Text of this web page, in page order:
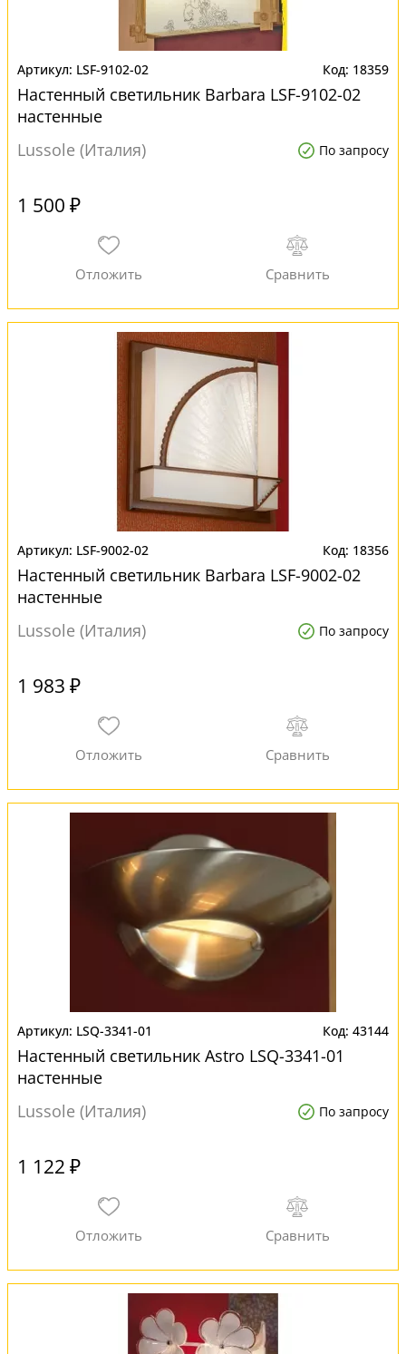
LSF-9102-02 18359
Настенный светильник Barbara LSF-9102-02
настенные
Lussole (Италия)
По запросу
1 500 ₽
LSF-9002-02 18356
Настенный светильник Barbara LSF-9002-02
настенные
Lussole (Италия)
По запросу
1 983 ₽
LSQ-3341-01 43144
Настенный светильник Astro LSQ-3341-01
настенные
Lussole (Италия)
По запросу
1 122 ₽